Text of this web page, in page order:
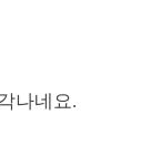
나네요.